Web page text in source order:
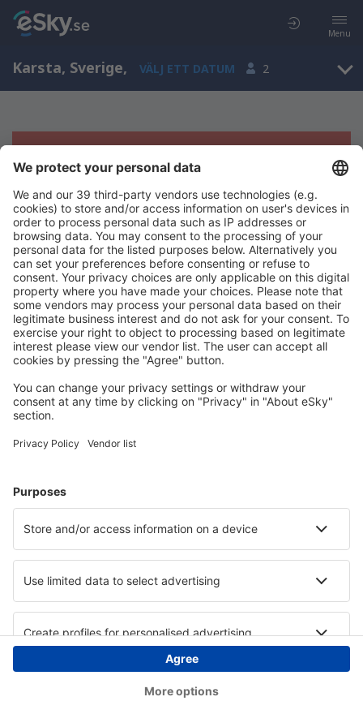
Menu
Karsta, Sverige, VÄLJ ETT DATUM 2
Tyvärr, inga resultat för denna sökning
Försök att söka med andra kriterier
Copyright © eSky.se. Alla rättigheter förbehålls.